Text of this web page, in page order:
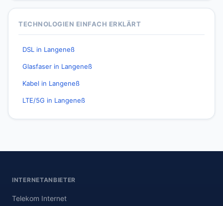
TECHNOLOGIEN EINFACH ERKLÄRT
DSL in Langeneß
Glasfaser in Langeneß
Kabel in Langeneß
LTE/5G in Langeneß
INTERNETANBIETER
Telekom Internet